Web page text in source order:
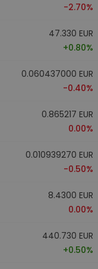
-2.70%
47.330 EUR
+0.80%
0.060437000 EUR
-0.40%
0.865217 EUR
0.00%
0.010939270 EUR
-0.50%
8.4300 EUR
0.00%
440.730 EUR
+0.50%